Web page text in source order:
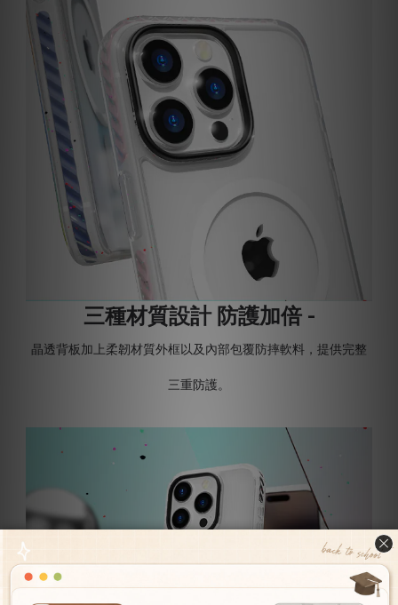
三種材質設計 防護加倍 -
晶透背板加上柔韌材質外框以及內部包覆防摔軟料，提供完整
三重防護。